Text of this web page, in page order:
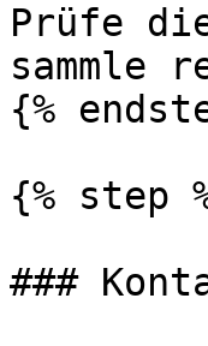
Prüfe
sammle
{%
{% step
###